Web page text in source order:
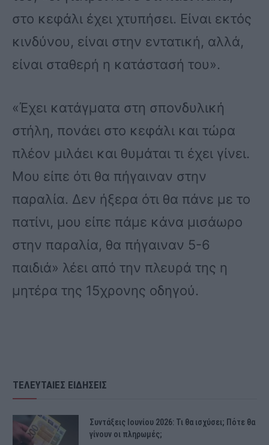
στο κεφάλι έχει χτυπήσει. Είναι εκτός
κινδύνου, είναι στην εντατική, αλλά,
είναι σταθερή η κατάστασή του».
«Έχει κατάγματα στη σπονδυλική
στήλη, πονάει στο κεφάλι και τώρα
πλέον μιλάει και θυμάται τι έχει γίνει.
Μου είπε ότι θα πήγαιναν στην
παραλία. Δεν ήξερα ότι θα πάνε με το
πατίνι, μου είπε πάμε κάνα μισάωρο
στην παραλία, θα πήγαιναν 5-6
παιδιά» λέει από την πλευρά της η
μητέρα της 15χρονης οδηγού.
ΤΕΛΕΥΤΑΙΕΣ ΕΙΔΗΣΕΙΣ
Συντάξεις Ιουνίου 2026: Τι θα ισχύσει; Πότε θα
γίνουν οι πληρωμές;